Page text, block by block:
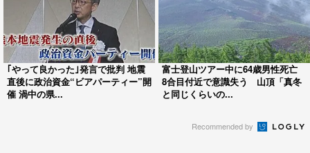
｢やって良かった｣発言で批判 地震
直後に政治資金“ビアパーティー”開
催 渦中の県...
富士登山ツアー中に64歳男性死亡
8合目付近で意識失う 山頂「真冬
と同じくらいの...
Recommended by